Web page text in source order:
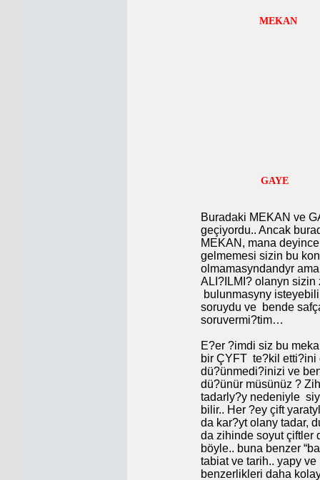
Buradaki MEKAN ve
geçiyordu.. Ancak
MEKAN, mana
gelmemesi sizin bu
olmamasyndandyr
ALI?ILMI? olanyn
bulunmasyny
soruydu ve
bende
soruvermi?tim…
E?er ?imdi siz bu
bir ÇYFT te?kil etti?ini
dü?ünmedi?inizi ve
dü?ünür müsünüz ?
tadarly?y nedeniyle
bilir.. Her ?ey çift
da kar?yt olany tadar,
da zihinde soyut çiftler
böyle.. buna benzer
tabiat ve tarih.. yapy
benzerlikleri daha